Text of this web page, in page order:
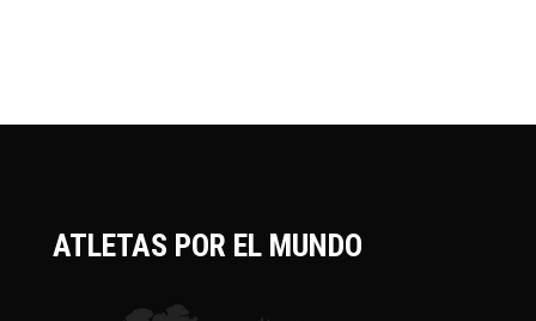
ATLETAS POR EL MUNDO